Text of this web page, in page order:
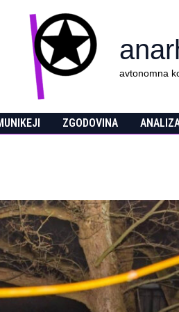
avtonomna
ZGODOVINA